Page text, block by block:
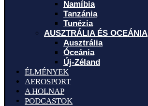
Namíbia
Tanzánia
Tunézia
AUSZTRÁLIA ÉS OCEÁNIA
Ausztrália
Óceánia
Új-Zéland
ÉLMÉNYEK
AEROSPORT
A HOLNAP
PODCASTOK